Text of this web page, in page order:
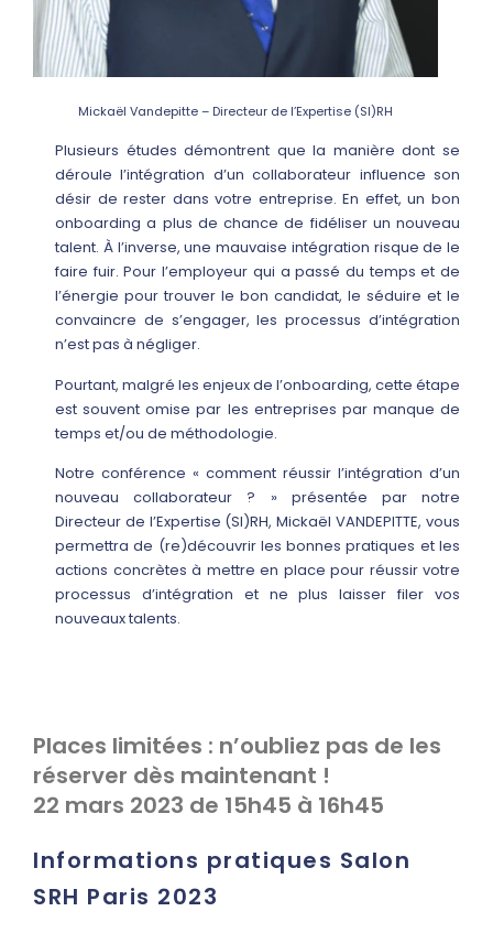
Mickaël Vandepitte – Directeur de l’Expertise (SI)RH
Plusieurs études démontrent que la manière dont se
déroule l’intégration d’un collaborateur influence son
désir de rester dans votre entreprise. En effet, un bon
onboarding a plus de chance de fidéliser un nouveau
talent. À l’inverse, une mauvaise intégration risque de le
faire fuir. Pour l’employeur qui a passé du temps et de
l’énergie pour trouver le bon candidat, le séduire et le
convaincre de s’engager, les processus d’intégration
n’est pas à négliger.
Pourtant, malgré les enjeux de l’onboarding, cette étape
est souvent omise par les entreprises par manque de
temps et/ou de méthodologie.
Notre conférence « comment réussir l’intégration d’un
nouveau collaborateur ? » présentée par notre
Directeur de l’Expertise (SI)RH, Mickaël VANDEPITTE, vous
permettra de (re)découvrir les bonnes pratiques et les
actions concrètes à mettre en place pour réussir votre
processus d’intégration et ne plus laisser filer vos
nouveaux talents.
Places limitées : n’oubliez pas de les
réserver dès maintenant !
22 mars 2023 de 15h45 à 16h45
Informations pratiques Salon
SRH Paris 2023